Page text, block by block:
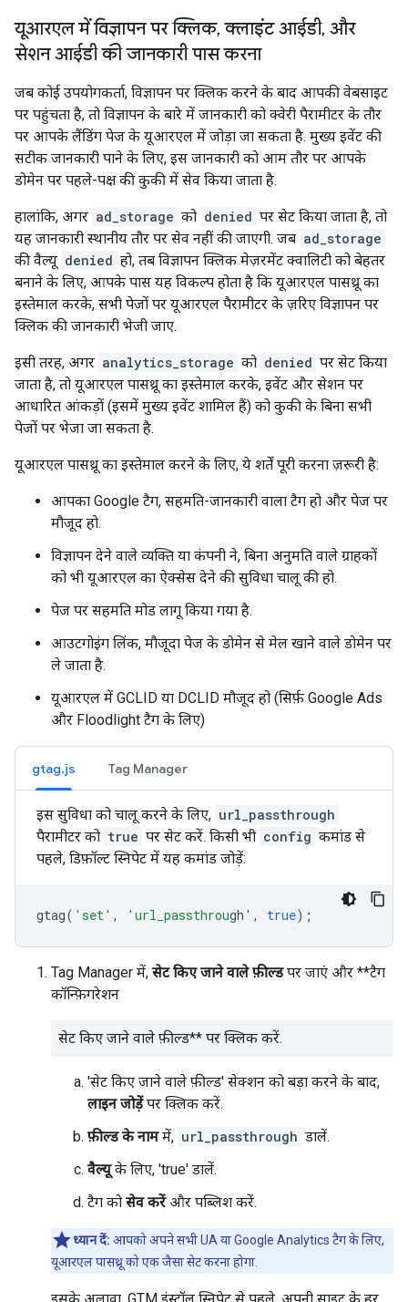
यूआरएल में विज्ञापन पर क्लिक, क्लाइंट आईडी, और
सेशन आईडी की जानकारी पास करना
जब कोई उपयोगकर्ता, विज्ञापन पर क्लिक करने के बाद आपकी वेबसाइट
पर पहुंचता है, तो विज्ञापन के बारे में जानकारी को क्वेरी पैरामीटर के तौर
पर आपके लैंडिंग पेज के यूआरएल में जोड़ा जा सकता है. मुख्य इवेंट की
सटीक जानकारी पाने के लिए, इस जानकारी को आम तौर पर आपके
डोमेन पर पहले-पक्ष की कुकी में सेव किया जाता है.
हालांकि, अगर ad_storage को denied पर सेट किया जाता है, तो
यह जानकारी स्थानीय तौर पर सेव नहीं की जाएगी. जब ad_storage
की वैल्यू denied हो, तब विज्ञापन क्लिक मेज़रमेंट क्वालिटी को बेहतर
बनाने के लिए, आपके पास यह विकल्प होता है कि यूआरएल पासथ्रू का
इस्तेमाल करके, सभी पेजों पर यूआरएल पैरामीटर के ज़रिए विज्ञापन पर
क्लिक की जानकारी भेजी जाए.
इसी तरह, अगर analytics_storage को denied पर सेट किया
जाता है, तो यूआरएल पासथ्रू का इस्तेमाल करके, इवेंट और सेशन पर
आधारित आंकड़ों (इसमें मुख्य इवेंट शामिल हैं) को कुकी के बिना सभी
पेजों पर भेजा जा सकता है.
यूआरएल पासथ्रू का इस्तेमाल करने के लिए, ये शर्तें पूरी करना ज़रूरी है:
आपका Google टैग, सहमति-जानकारी वाला टैग हो और पेज पर
मौजूद हो.
विज्ञापन देने वाले व्यक्ति या कंपनी ने, बिना अनुमति वाले ग्राहकों
को भी यूआरएल का ऐक्सेस देने की सुविधा चालू की हो.
पेज पर सहमति मोड लागू किया गया है.
आउटगोइंग लिंक, मौजूदा पेज के डोमेन से मेल खाने वाले डोमेन पर
ले जाता है.
यूआरएल में GCLID या DCLID मौजूद हो (सिर्फ़ Google Ads
और Floodlight टैग के लिए)
gtag.js Tag Manager
इस सुविधा को चालू करने के लिए, url_passthrough
पैरामीटर को true पर सेट करें. किसी भी config कमांड से
पहले, डिफ़ॉल्ट स्निपेट में यह कमांड जोड़ें:
gtag( 'set' , 'url_passthrough' , true);
Tag Manager में, सेट किए जाने वाले फ़ील्डपर जाएं और **टैग
कॉन्फ़िगरेशन
सेट किए जाने वाले फ़ील्ड** पर क्लिक करें.
'सेट किए जाने वाले फ़ील्ड' सेक्शन को बड़ा करने के बाद,
लाइन जोड़ेंपर क्लिक करें.
फ़ील्ड के नाममें, url_passthrough डालें.
वैल्यूके लिए, 'true' डालें.
टैग को सेव करेंऔर पब्लिश करें.
ध्यान दें: आपको अपने सभी UA या Google Analytics टैग के लिए,
यूआरएल पासथ्रू को एक जैसा सेट करना होगा.